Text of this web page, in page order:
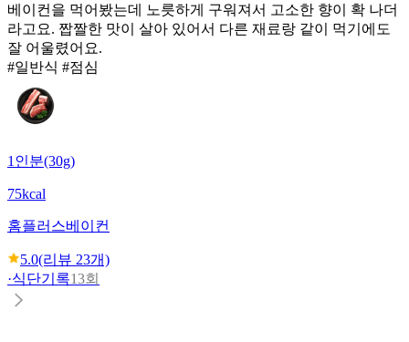
베이컨을 먹어봤는데 노릇하게 구워져서 고소한 향이 확 나더
라고요. 짭짤한 맛이 살아 있어서 다른 재료랑 같이 먹기에도
잘 어울렸어요.
#일반식 #점심
1인분(30g)
75kcal
홈플러스베이컨
5.0(리뷰 23개)
·식단기록13회